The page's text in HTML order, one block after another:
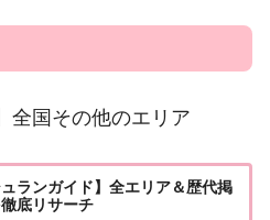
全国その他のエリア
ュランガイド】全エリア＆歴代掲
底リサーチ